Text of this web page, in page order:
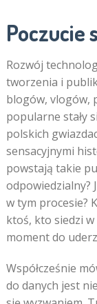
Poczucie
Rozwój
tworzenia i
blogów, vlogów,
popularne stały
polskich
sensacyjnymi
powstają takie
odpowiedzialny?
w tym procesie?
ktoś, kto siedzi
moment do
Współcześnie
do danych jest